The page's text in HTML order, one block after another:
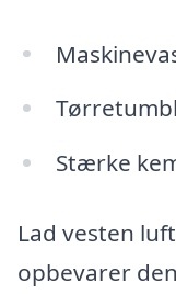
Stærke
Lad vesten
opbevarer